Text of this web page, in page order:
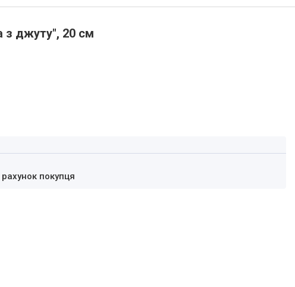
з джуту", 20 см
рахунок покупця